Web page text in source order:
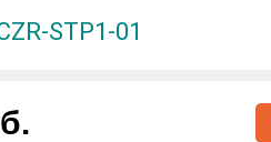
STP1-01